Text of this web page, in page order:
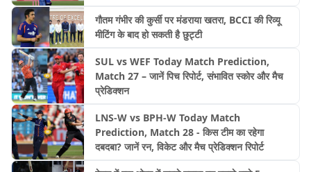
गौतम गंभीर की कुर्सी पर मंडराया खतरा, BCCI की रिव्यू
मीटिंग के बाद हो सकती है छुट्टी
SUL vs WEF Today Match Prediction,
Match 27 – जानें पिच रिपोर्ट, संभावित स्कोर और मैच
प्रेडिक्शन
LNS-W vs BPH-W Today Match
Prediction, Match 28 - किस टीम का रहेगा
दबदबा? जानें रन, विकेट और मैच प्रेडिक्शन रिपोर्ट